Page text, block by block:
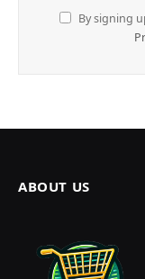
By signing
ABOUT US